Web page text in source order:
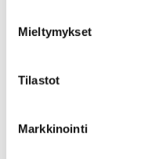
Mieltymykset
Tilastot
Markkinointi